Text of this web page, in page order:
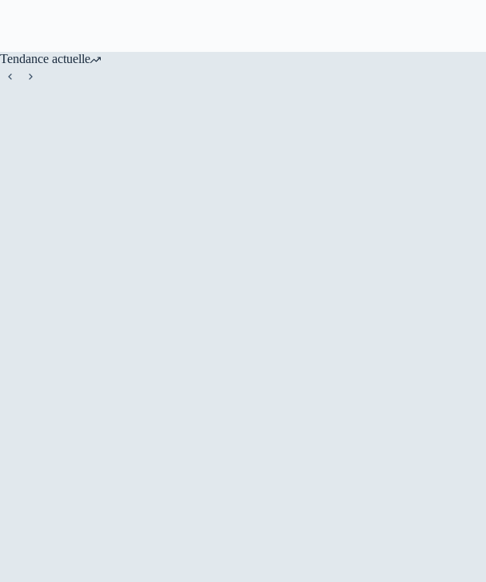
Tendance actuelle